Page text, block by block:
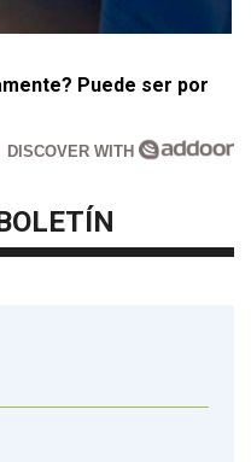
Puede ser por
DISCOVER WITH